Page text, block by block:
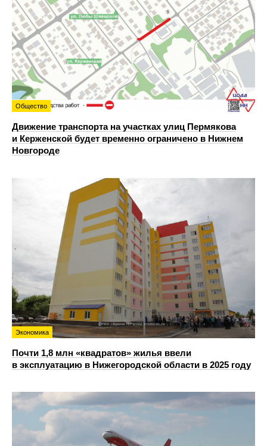
Общество
Движение транспорта на участках улиц Пермякова
и Керженской будет временно ограничено в Нижнем
Новгороде
Экономика
Почти 1,8 млн «квадратов» жилья ввели
в эксплуатацию в Нижегородской области в 2025 году